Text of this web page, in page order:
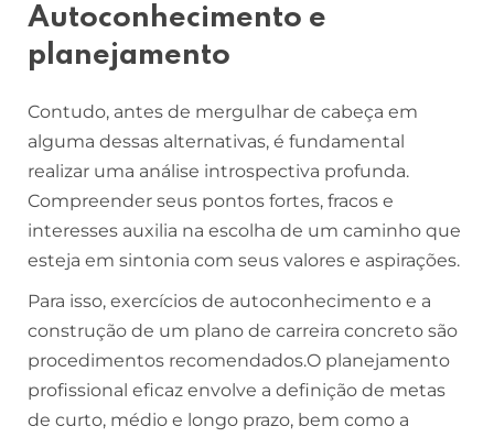
Autoconhecimento e
planejamento
Contudo, antes de mergulhar de cabeça em
alguma dessas alternativas, é fundamental
realizar uma análise introspectiva profunda.
Compreender seus pontos fortes, fracos e
interesses auxilia na escolha de um caminho que
esteja em sintonia com seus valores e aspirações.
Para isso, exercícios de autoconhecimento e a
construção de um plano de carreira concreto são
procedimentos recomendados.O planejamento
profissional eficaz envolve a definição de metas
de curto, médio e longo prazo, bem como a